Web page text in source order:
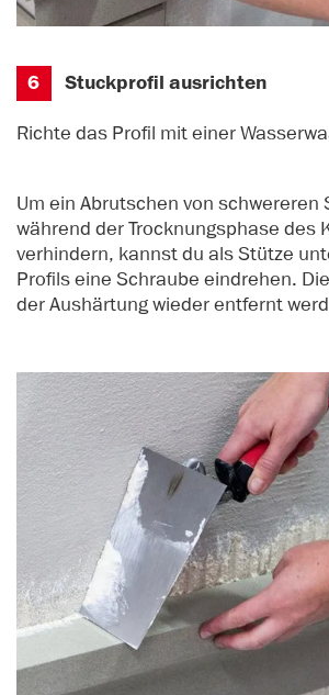
6 Stuckprofil ausrichten
Richte das Profil mit einer
Um ein Abrutschen von schwereren
während der Trocknungsphase des
verhindern, kannst du als Stütze
Profils eine Schraube eindrehen.
der Aushärtung wieder entfernt